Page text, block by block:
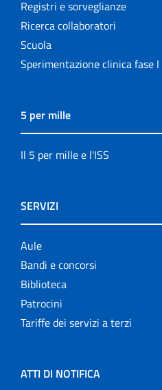
Registri e sorveglianze
Ricerca collaboratori
Scuola
Sperimentazione clinica fase I
5 per mille
Il 5 per mille e l'ISS
SERVIZI
Aule
Bandi e concorsi
Biblioteca
Patrocini
Tariffe dei servizi a terzi
ATTI DI NOTIFICA